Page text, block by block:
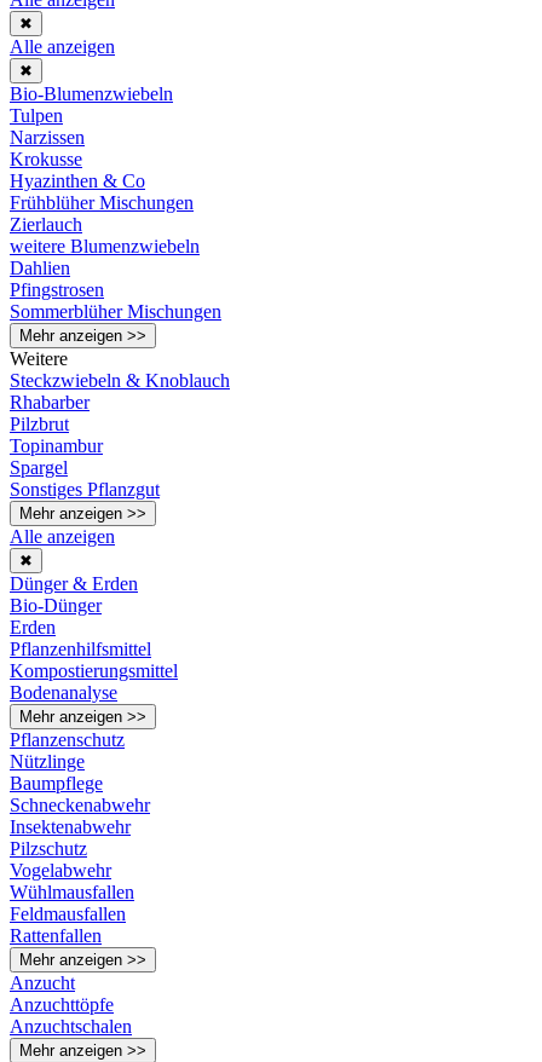
✖
Alle anzeigen
✖
Bio-Blumenzwiebeln
Tulpen
Narzissen
Krokusse
Hyazinthen & Co
Frühblüher Mischungen
Zierlauch
weitere Blumenzwiebeln
Dahlien
Pfingstrosen
Sommerblüher Mischungen
Mehr anzeigen >>
Weitere
Steckzwiebeln & Knoblauch
Rhabarber
Pilzbrut
Topinambur
Spargel
Sonstiges Pflanzgut
Mehr anzeigen >>
Alle anzeigen
✖
Dünger & Erden
Bio-Dünger
Erden
Pflanzenhilfsmittel
Kompostierungsmittel
Bodenanalyse
Mehr anzeigen >>
Pflanzenschutz
Nützlinge
Baumpflege
Schneckenabwehr
Insektenabwehr
Pilzschutz
Vogelabwehr
Wühlmausfallen
Feldmausfallen
Rattenfallen
Mehr anzeigen >>
Anzucht
Anzuchttöpfe
Anzuchtschalen
Mehr anzeigen >>